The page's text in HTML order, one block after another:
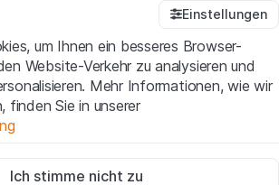
Website der Leonteq Securities AG
Sie, dass Sie die rechtlichen
wichtigen Hinweise und
verstanden haben und akzeptieren.
nicht einverstanden
Einstellungen
um Ihnen ein besseres Browser-
Website-Verkehr zu analysieren und
Mehr Informationen, wie wir
finden Sie in unserer
die Website erforderlich und können nicht
Ich stimme nicht zu